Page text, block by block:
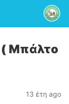
( Μπάλτο
13 έτη ago